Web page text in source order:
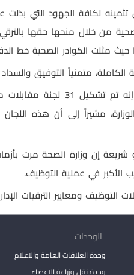
لكافة الجهود التي
من خلال منحها حقها بالترقي
حيث مثلت الكوادر الصحية خط
متمنياً التوفيق
إلى ذلك، قال مدير عام الشؤون
مشيراً إلى أن هذه
شريعة إن وزارة الصحة مرت
الأكبر في عملية التوظيف.
ومعايير الترقيات
الوحدات
وحدة العلاقات العامة والاعلام
وحدة نقل وزراعة الاعضاء